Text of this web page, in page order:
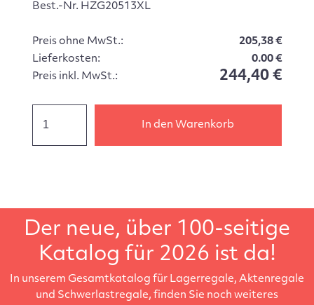
Best.-Nr. HZG20513XL
Preis ohne MwSt.:
205,38 €
Lieferkosten:
0.00 €
Preis inkl. MwSt.:
244,40 €
In den Warenkorb
Der neue, über 100-seitige
Katalog für 2026 ist da!
In unserem Gesamtkatalog für Lagerregale, Aktenregale
und Schwerlastregale, finden Sie noch weiteres